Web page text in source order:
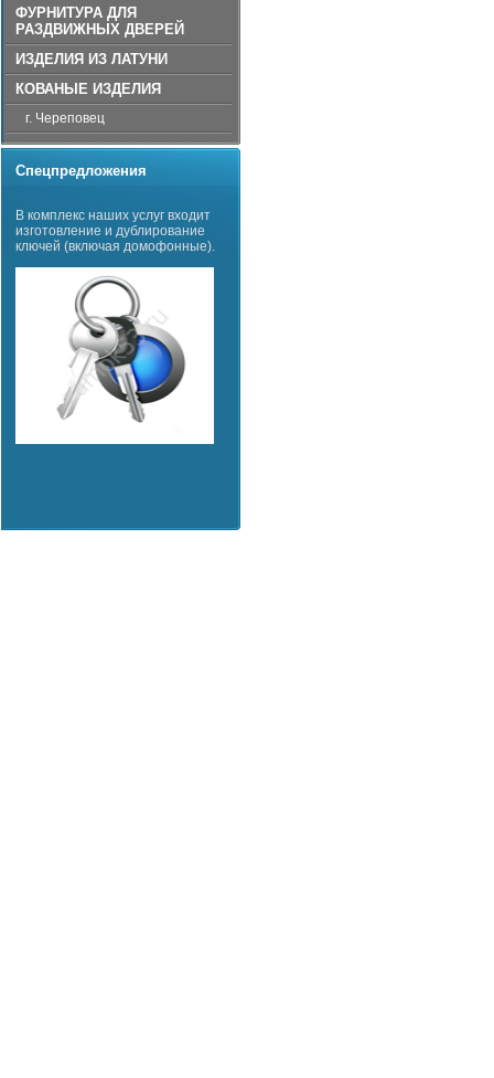
ФУРНИТУРА ДЛЯ
РАЗДВИЖНЫХ ДВЕРЕЙ
ИЗДЕЛИЯ ИЗ ЛАТУНИ
КОВАНЫЕ ИЗДЕЛИЯ
г. Череповец
Спецпредложения
В комплекс наших услуг входит
изготовление и дублирование
ключей (включая домофонные).